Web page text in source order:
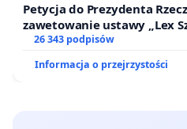
Petycja do Prezydenta
zawetowanie ustawy „Lex
26 343 podpisów
Informacja o przejrzystości